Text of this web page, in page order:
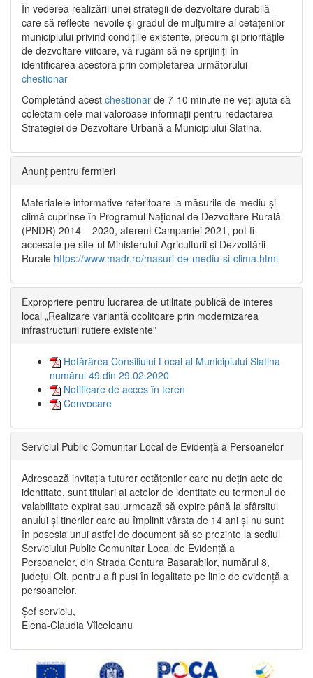
În vederea realizării unei strategii de dezvoltare durabilă
care să reflecte nevoile și gradul de mulțumire al cetățenilor
municipiului privind condițiile existente, precum și prioritățile
de dezvoltare viitoare, vă rugăm să ne sprijiniți în
identificarea acestora prin completarea următorului
chestionar
Completând acest chestionar de 7-10 minute ne veți ajuta să
colectam cele mai valoroase informații pentru redactarea
Strategiei de Dezvoltare Urbană a Municipiului Slatina.
Anunț pentru fermieri
Materialele informative referitoare la măsurile de mediu și
climă cuprinse în Programul Național de Dezvoltare Rurală
(PNDR) 2014 – 2020, aferent Campaniei 2021, pot fi
accesate pe site-ul Ministerului Agriculturii și Dezvoltării
Rurale https://www.madr.ro/masuri-de-mediu-si-clima.html
Expropriere pentru lucrarea de utilitate publică de interes
local „Realizare variantă ocolitoare prin modernizarea
infrastructurii rutiere existente”
Hotărârea Consiliului Local al Municipiului Slatina
numărul 49 din 29.02.2020
Notificare de acces în teren
Convocare
Serviciul Public Comunitar Local de Evidență a Persoanelor
Adresează invitația tuturor cetățenilor care nu dețin acte de
identitate, sunt titulari ai actelor de identitate cu termenul de
valabilitate expirat sau urmează să expire până la sfârșitul
anului și tinerilor care au împlinit vârsta de 14 ani și nu sunt
în posesia unui astfel de document să se prezinte la sediul
Serviciului Public Comunitar Local de Evidență a
Persoanelor, din Strada Centura Basarabilor, numărul 8,
județul Olt, pentru a fi puși în legalitate pe linie de evidență a
persoanelor.
Șef serviciu,
Elena-Claudia Vîlceleanu